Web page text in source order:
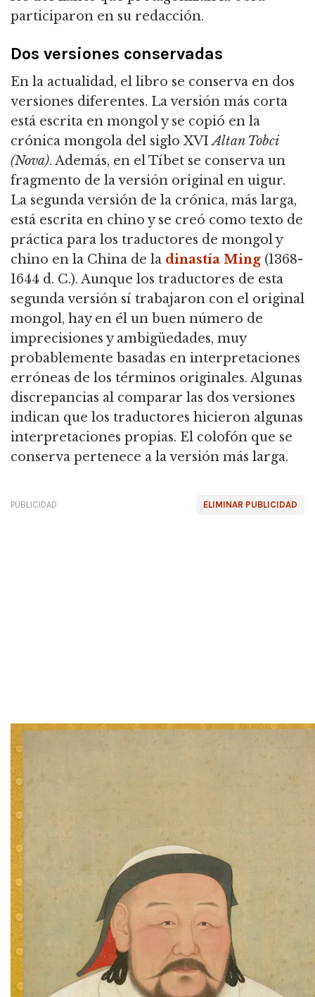
participaron en su redacción.
Dos versiones conservadas
En la actualidad, el libro se conserva en dos
versiones diferentes. La versión más corta
está escrita en mongol y se copió en la
crónica mongola del siglo XVIAltan Tobci
(Nova). Además, en el Tíbet se conserva un
fragmento de la versión original en uigur.
La segunda versión de la crónica, más larga,
está escrita en chino y se creó como texto de
práctica para los traductores de mongol y
chino en la China de la dinastía Ming (1368-
1644 d. C.). Aunque los traductores de esta
segunda versión sí trabajaron con el original
mongol, hay en él un buen número de
imprecisiones y ambigüedades, muy
probablemente basadas en interpretaciones
erróneas de los términos originales. Algunas
discrepancias al comparar las dos versiones
indican que los traductores hicieron algunas
interpretaciones propias. El colofón que se
conserva pertenece a la versión más larga.
ELIMINAR PUBLICIDAD
PUBLICIDAD